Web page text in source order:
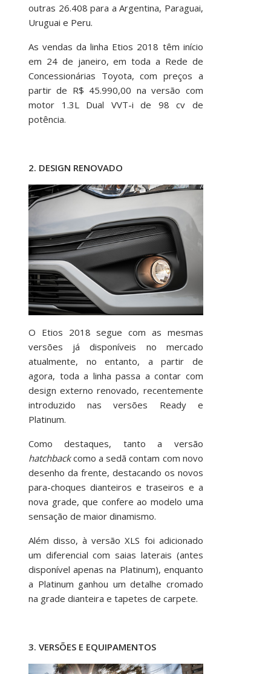
outras 26.408 para a Argentina, Paraguai,
Uruguai e Peru.
As vendas da linha Etios 2018 têm início
em 24 de janeiro, em toda a Rede de
Concessionárias Toyota, com preços a
partir de R$ 45.990,00 na versão com
motor 1.3L Dual VVT-i de 98 cv de
potência.
2. DESIGN RENOVADO
O Etios 2018 segue com as mesmas
versões já disponíveis no mercado
atualmente, no entanto, a partir de
agora, toda a linha passa a contar com
design externo renovado, recentemente
introduzido nas versões Ready e
Platinum.
Como destaques, tanto a versão
hatchbackcomo a sedã contam com novo
desenho da frente, destacando os novos
para-choques dianteiros e traseiros e a
nova grade, que confere ao modelo uma
sensação de maior dinamismo.
Além disso, à versão XLS foi adicionado
um diferencial com saias laterais (antes
disponível apenas na Platinum), enquanto
a Platinum ganhou um detalhe cromado
na grade dianteira e tapetes de carpete.
3. VERSÕES E EQUIPAMENTOS